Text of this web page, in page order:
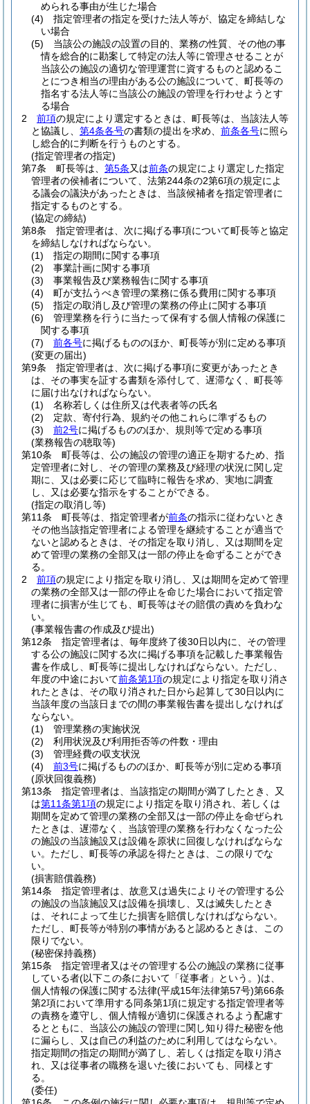
められる事由が生じた場合
(4)
指定管理者の指定を受けた法人等が、協定を締結しな
い場合
(5)
当該公の施設の設置の目的、業務の性質、その他の事
情を総合的に勘案して特定の法人等に管理させることが
当該公の施設の適切な管理運営に資するものと認めるこ
とにつき相当の理由がある公の施設について、町長等の
指名する法人等に当該公の施設の管理を行わせようとす
る場合
2
前項の規定により選定するときは、町長等は、当該法人等
と協議し、 第4条各号の書類の提出を求め、 前条各号に照ら
し総合的に判断を行うものとする。
(指定管理者の指定)
第7条
町長等は、 第5条又は前条の規定により選定した指定
管理者の侯補者について、法第244条の2第6項の規定によ
る議会の議決があったときは、当該候補者を指定管理者に
指定するものとする。
(協定の締結)
第8条
指定管理者は、次に掲げる事項について町長等と協定
を締結しなければならない。
(1)
指定の期間に関する事項
(2)
事業計画に関する事項
(3)
事業報告及び業務報告に関する事項
(4)
町が支払うべき管理の業務に係る費用に関する事項
(5)
指定の取消し及び管理の業務の停止に関する事項
(6)
管理業務を行うに当たって保有する個人情報の保護に
関する事項
(7)
前各号に掲げるもののほか、町長等が別に定める事項
(変更の届出)
第9条
指定管理者は、次に掲げる事項に変更があったとき
は、その事実を証する書類を添付して、遅滞なく、町長等
に届け出なければならない。
(1)
名称若しくは住所又は代表者等の氏名
(2)
定款、寄付行為、規約その他これらに準ずるもの
(3)
前2号に掲げるもののほか、規則等で定める事項
(業務報告の聴取等)
第10条
町長等は、公の施設の管理の適正を期するため、指
定管理者に対し、その管理の業務及び経理の状況に関し定
期に、又は必要に応じて臨時に報告を求め、実地に調査
し、又は必要な指示をすることができる。
(指定の取消し等)
第11条
町長等は、指定管理者が前条の指示に従わないとき
その他当該指定管理者による管理を継続することが適当で
ないと認めるときは、その指定を取り消し、又は期間を定
めて管理の業務の全部又は一部の停止を命ずることができ
る。
2
前項の規定により指定を取り消し、又は期間を定めて管理
の業務の全部又は一部の停止を命じた場合において指定管
理者に損害が生じても、町長等はその賠償の責めを負わな
い。
(事業報告書の作成及び提出)
第12条
指定管理者は、毎年度終了後30日以内に、その管理
する公の施設に関する次に掲げる事項を記載した事業報告
書を作成し、町長等に提出しなければならない。 ただし、
年度の中途において前条第1項の規定により指定を取り消さ
れたときは、その取り消された日から起算して30日以内に
当該年度の当該日までの間の事業報告書を提出しなければ
ならない。
(1)
管理業務の実施状況
(2)
利用状況及び利用拒否等の件数・理由
(3)
管理経費の収支状況
(4)
前3号に掲げるもののほか、町長等が別に定める事項
(原状回復義務)
第13条
指定管理者は、当該指定の期間が満了したとき、又
は第11条第1項の規定により指定を取り消され、若しくは
期間を定めて管理の業務の全部又は一部の停止を命ぜられ
たときは、遅滞なく、当該管理の業務を行わなくなった公
の施設の当該施設又は設備を原状に回復しなければならな
い。 ただし、町長等の承認を得たときは、この限りでな
い。
(損害賠償義務)
第14条
指定管理者は、故意又は過失によりその管理する公
の施設の当該施設又は設備を損壊し、又は滅失したとき
は、それによって生じた損害を賠償しなければならない。
ただし、町長等が特別の事情があると認めるときは、この
限りでない。
(秘密保持義務)
第15条
指定管理者又はその管理する公の施設の業務に従事
している者(以下この条において「従事者」という。)は、
個人情報の保護に関する法律(平成15年法律第57号)第66条
第2項において準用する同条第1項に規定する指定管理者等
の責務を遵守し、個人情報が適切に保護されるよう配慮す
るとともに、当該公の施設の管理に関し知り得た秘密を他
に漏らし、又は自己の利益のために利用してはならない。
指定期間の指定の期間が満了し、若しくは指定を取り消さ
れ、又は従事者の職務を退いた後においても、同様とす
る。
(委任)